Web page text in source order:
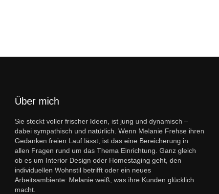
Über mich
Sie steckt voller frischer Ideen, ist jung und dynamisch –
dabei sympathisch und natürlich. Wenn Melanie Frehse ihren
Gedanken freien Lauf lässt, ist das eine Bereicherung in
allen Fragen rund um das Thema Einrichtung. Ganz gleich
ob es um Interior Design oder Homestaging geht, den
individuellen Wohnstil betrifft oder ein neues
Arbeitsambiente: Melanie weiß, was ihre Kunden glücklich
macht.